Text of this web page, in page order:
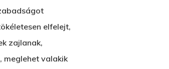
elfelejt,
zajlanak,
meglehet valakik
Wow Look At This!
This is an optional, highly
customizable off canvas area.